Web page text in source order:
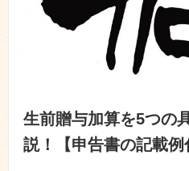
生前贈与加算を5つの
説！【申告書の記載例